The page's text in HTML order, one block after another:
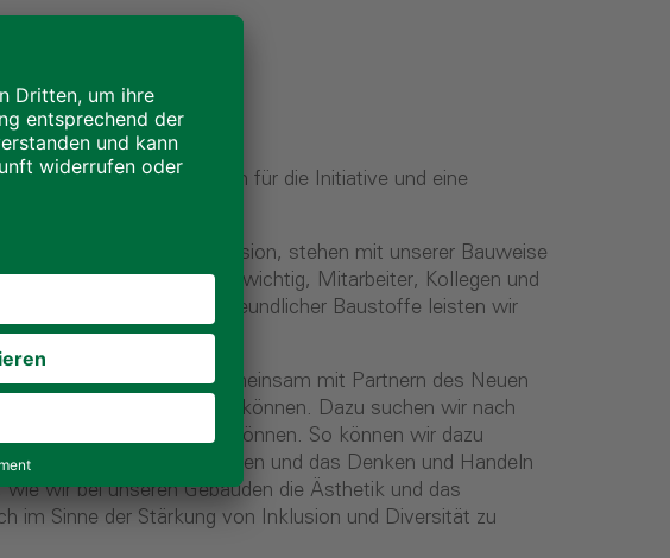
schaffen. Bewusstsein für die Initiative und eine
Wir fördern Inklusion, stehen mit unserer Bauweise
und Ästhetik. Es ist uns wichtig, Mitarbeiter, Kollegen und
Verwendung umweltfreundlicher Baustoffe leisten wir
vereinen. Gemeinsam mit Partnern des Neuen
weiterentwickeln können. Dazu suchen wir nach
wir diesen optimieren können. So können wir dazu
zu minimieren und das Denken und Handeln
wir bei unseren Gebäuden die Ästhetik und das
im Sinne der Stärkung von Inklusion und Diversität zu